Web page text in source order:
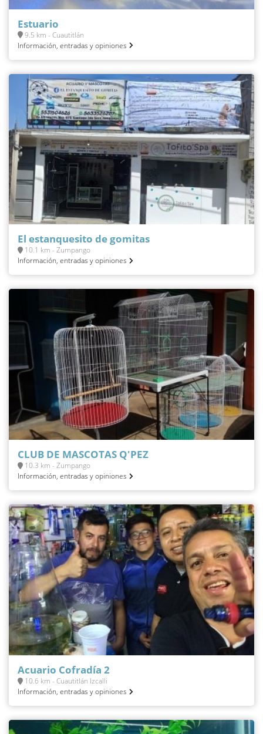
Estuario
9.5 km - Cuautitlán
Información, entradas y opiniones
El estanquesito de gomitas
10.1 km - Zumpango
Información, entradas y opiniones
CLUB DE MASCOTAS Q'PEZ
10.3 km - Zumpango
Información, entradas y opiniones
Acuario Cofradía 2
10.6 km - Cuautitlán Izcalli
Información, entradas y opiniones